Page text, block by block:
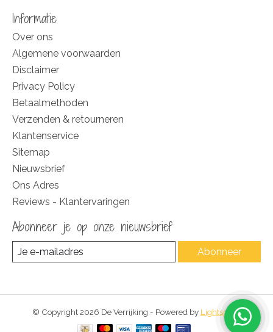
Informatie
Over ons
Algemene voorwaarden
Disclaimer
Privacy Policy
Betaalmethoden
Verzenden & retourneren
Klantenservice
Sitemap
Nieuwsbrief
Ons Adres
Reviews - Klantervaringen
Abonneer je op onze nieuwsbrief
Abonneer
© Copyright 2026 De Verrijking - Powered by Lightspeed